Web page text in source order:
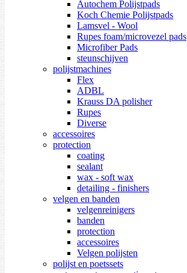
Autochem Polijstpads
Koch Chemie Polijstpads
Lamsvel - Wool
Rupes foam/microvezel pads
Microfiber Pads
steunschijven
polijstmachines
Flex
ADBL
Krauss DA polisher
Rupes
Diverse
accessoires
protection
coating
sealant
wax - soft wax
detailing - finishers
velgen en banden
velgenreinigers
banden
protection
accessoires
Velgen polijsten
polijst en poetssets